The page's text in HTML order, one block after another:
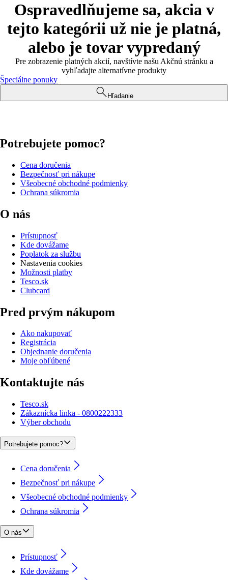
Ospravedlňujeme sa, akcia v
tejto kategórii už nie je platná,
alebo je tovar vypredaný
Pre zobrazenie platných akcií, navštívte našu Akčnú stránku a
vyhľadajte alternatívne produkty
Špeciálne ponuky
Hľadanie
Potrebujete pomoc?
Cena doručenia
Bezpečnosť pri nákupe
Všeobecné obchodné podmienky
Ochrana súkromia
O nás
Prístupnosť
Kde dovážame
Poplatok za službu
Nastavenia cookies
Možnosti platby
Tesco.sk
Clubcard
Pred prvým nákupom
Ako nakupovať
Registrácia
Objednanie doručenia
Moje obľúbené
Kontaktujte nás
Tesco.sk
Zákaznícka linka - 0800222333
Výber obchodu
Potrebujete pomoc?
Cena doručenia
Bezpečnosť pri nákupe
Všeobecné obchodné podmienky
Ochrana súkromia
O nás
Prístupnosť
Kde dovážame